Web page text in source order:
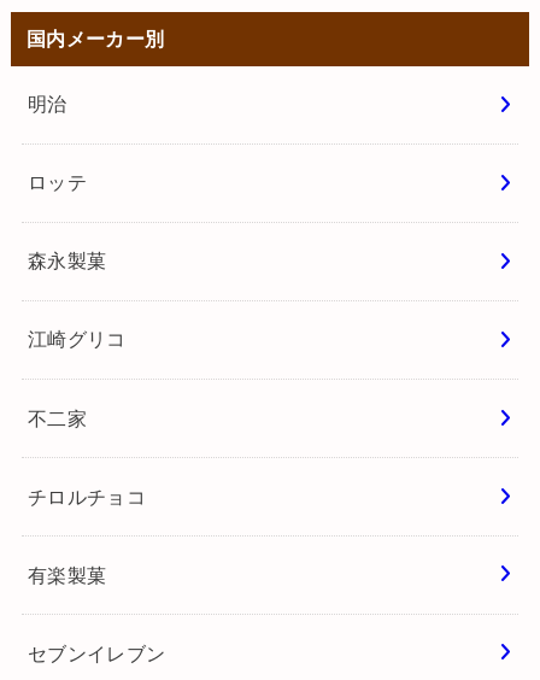
国内メーカー別
明治
ロッテ
森永製菓
江崎グリコ
不二家
チロルチョコ
有楽製菓
セブンイレブン